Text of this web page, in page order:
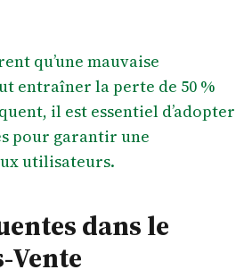
qu’une mauvaise
entraîner la perte de 50 %
il est essentiel d’adopter
pour garantir une
utilisateurs.
dans le
Vente